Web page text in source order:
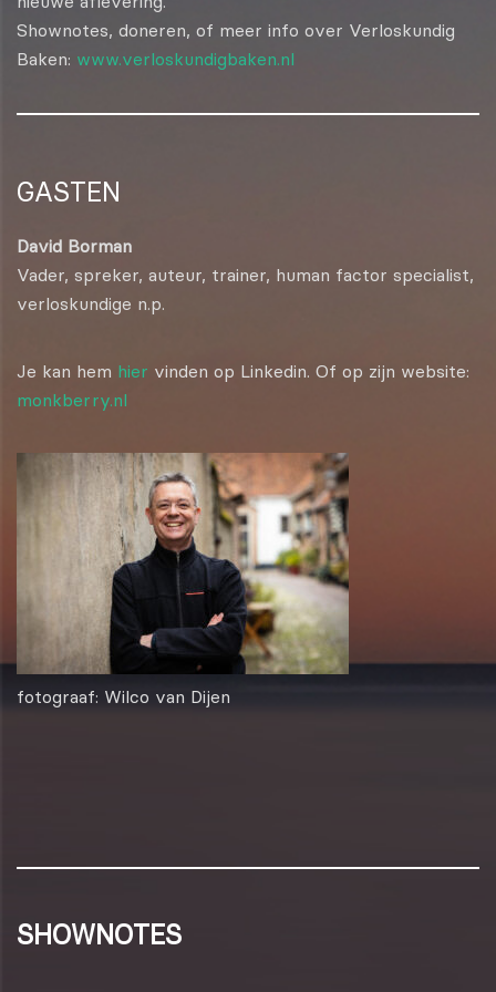
Shownotes, doneren, of meer info over Verloskundig
Baken: www.verloskundigbaken.nl
GASTEN
David Borman
Vader, spreker, auteur, trainer, human factor specialist,
verloskundige n.p.
Je kan hem hier vinden op Linkedin. Of op zijn website:
monkberry.nl
fotograaf: Wilco van Dijen
SHOWNOTES